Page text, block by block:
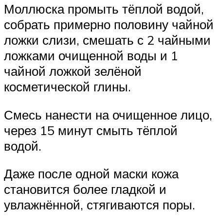
Моллюска промыть тёплой водой,
собрать примерно половину чайной
ложки слизи, смешать с 2 чайными
ложками очищенной воды и 1
чайной ложкой зелёной
косметической глины.
Смесь нанести на очищенное лицо,
через 15 минут смыть тёплой
водой.
Даже после одной маски кожа
становится более гладкой и
увлажнённой, стягиваются поры.